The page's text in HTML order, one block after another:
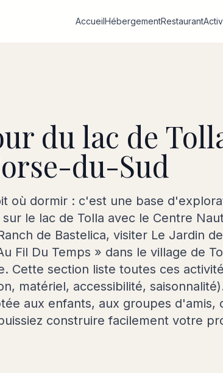
AccueilHébergementRestaurant
du lac de
du-Sud
où dormir : c'est une base
le lac de Tolla avec le Centre
de Bastelica, visiter Le Jardin
Fil Du Temps » dans le village de
Cette section liste toutes ces
matériel, accessibilité,
aux enfants, aux groupes d'amis,
construire facilement votre